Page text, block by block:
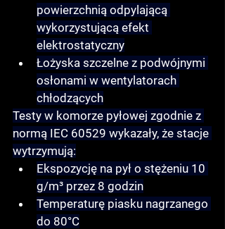
powierzchnią odpylającą
wykorzystującą efekt
elektrostatyczny
Łożyska szczelne z podwójnymi
osłonami w wentylatorach
chłodzących
Testy w komorze pyłowej zgodnie z
normą IEC 60529 wykazały, że stacje
wytrzymują:
Ekspozycję na pył o stężeniu 10
g/m³ przez 8 godzin
Temperaturę piasku nagrzanego
do 80°C